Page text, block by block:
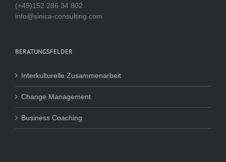
(+49)152 286 34 802
info@sinica-consulting.com
BERATUNGSFELDER
Interkulturelle Zusammenarbeit
Change Management
Business Coaching